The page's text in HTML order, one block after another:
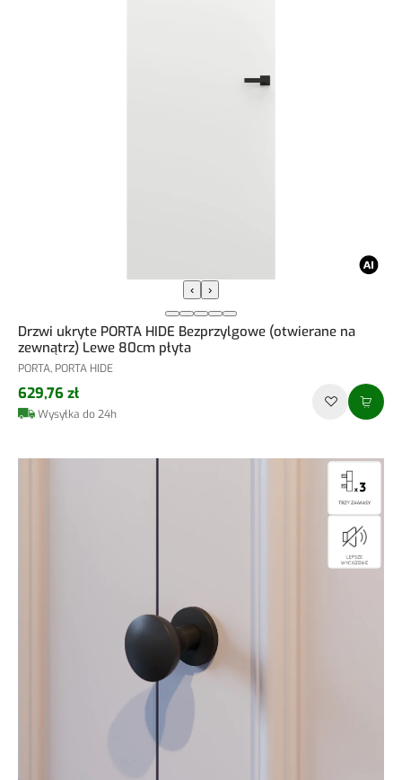
‹ ›
Drzwi ukryte PORTA HIDE Bezprzylgowe (otwierane na
zewnątrz) Lewe 80cm płyta
PORTA, PORTA HIDE
629,76 zł
Wysyłka do 24h